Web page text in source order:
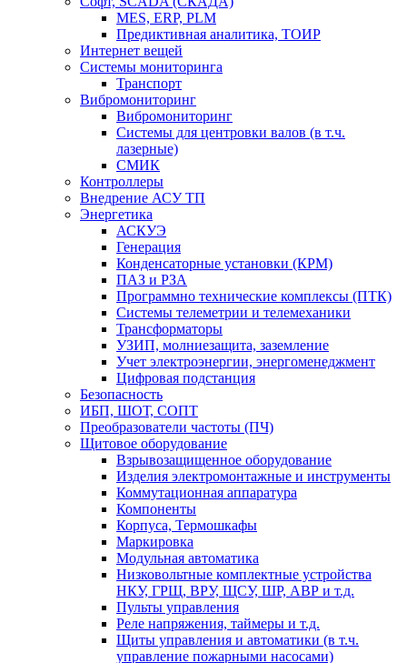
MES, ERP, PLM
Предиктивная аналитика, ТОИР
Интернет вещей
Системы мониторинга
Транспорт
Вибромониторинг
Вибромониторинг
Системы для центровки валов (в т.ч.
лазерные)
СМИК
Контроллеры
Внедрение АСУ ТП
Энергетика
АСКУЭ
Генерация
Конденсаторные установки (КРМ)
ПАЗ и РЗА
Программно технические комплексы (ПТК)
Системы телеметрии и телемеханики
Трансформаторы
УЗИП, молниезащита, заземление
Учет электроэнергии, энергоменеджмент
Цифровая подстанция
Безопасность
ИБП, ШОТ, СОПТ
Преобразователи частоты (ПЧ)
Щитовое оборудование
Взрывозащищенное оборудование
Изделия электромонтажные и инструменты
Коммутационная аппаратура
Компоненты
Корпуса, Термошкафы
Маркировка
Модульная автоматика
Низковольтные комплектные устройства
НКУ, ГРЩ, ВРУ, ЩСУ, ШР, АВР и т.д.
Пульты управления
Реле напряжения, таймеры и т.д.
Щиты управления и автоматики (в т.ч.
управление пожарными насосами)